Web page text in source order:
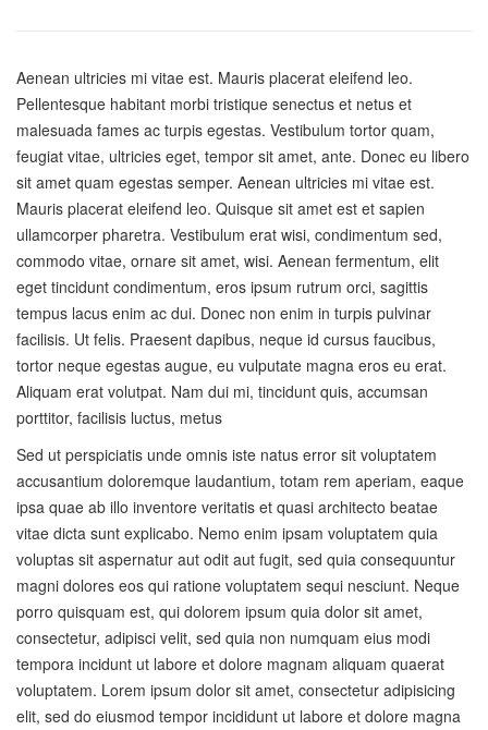
Aenean ultricies mi vitae est. Mauris placerat eleifend leo.
Pellentesque habitant morbi tristique senectus et netus et
malesuada fames ac turpis egestas. Vestibulum tortor quam,
feugiat vitae, ultricies eget, tempor sit amet, ante. Donec eu libero
sit amet quam egestas semper. Aenean ultricies mi vitae est.
Mauris placerat eleifend leo. Quisque sit amet est et sapien
ullamcorper pharetra. Vestibulum erat wisi, condimentum sed,
commodo vitae, ornare sit amet, wisi. Aenean fermentum, elit
eget tincidunt condimentum, eros ipsum rutrum orci, sagittis
tempus lacus enim ac dui. Donec non enim in turpis pulvinar
facilisis. Ut felis. Praesent dapibus, neque id cursus faucibus,
tortor neque egestas augue, eu vulputate magna eros eu erat.
Aliquam erat volutpat. Nam dui mi, tincidunt quis, accumsan
porttitor, facilisis luctus, metus
Sed ut perspiciatis unde omnis iste natus error sit voluptatem
accusantium doloremque laudantium, totam rem aperiam, eaque
ipsa quae ab illo inventore veritatis et quasi architecto beatae
vitae dicta sunt explicabo. Nemo enim ipsam voluptatem quia
voluptas sit aspernatur aut odit aut fugit, sed quia consequuntur
magni dolores eos qui ratione voluptatem sequi nesciunt. Neque
porro quisquam est, qui dolorem ipsum quia dolor sit amet,
consectetur, adipisci velit, sed quia non numquam eius modi
tempora incidunt ut labore et dolore magnam aliquam quaerat
voluptatem. Lorem ipsum dolor sit amet, consectetur adipisicing
elit, sed do eiusmod tempor incididunt ut labore et dolore magna